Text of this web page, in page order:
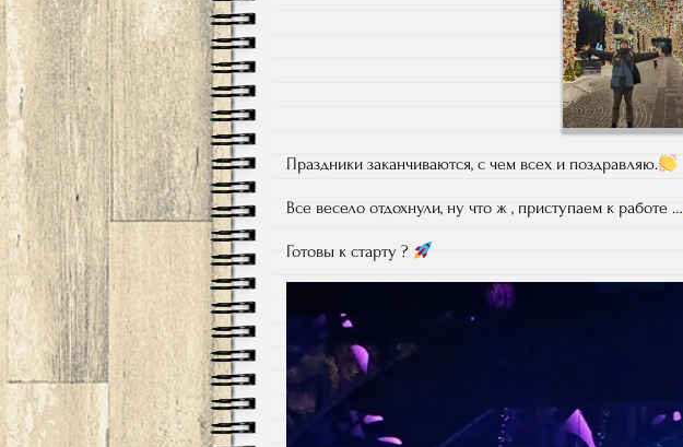
Праздники заканчиваются, с чем всех и поздравляю.
Все весело отдохнули, ну что ж , приступаем к работе …
Готовы к старту ?